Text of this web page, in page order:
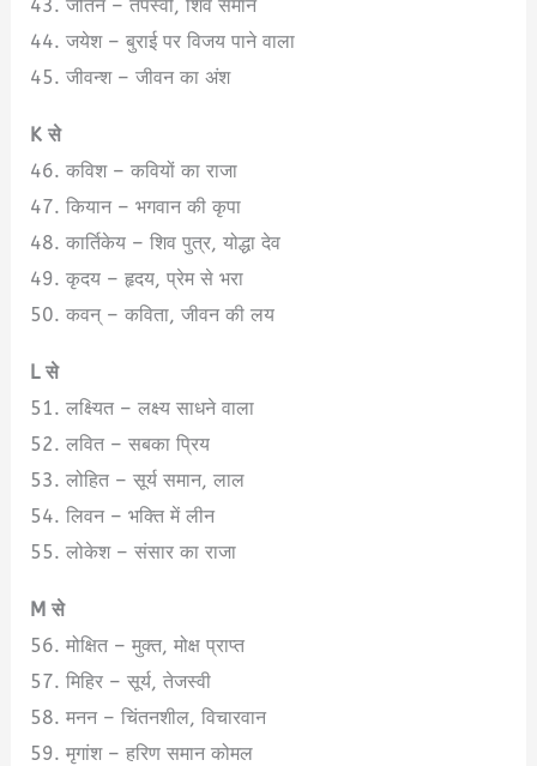
43. जतिन – तपस्वी, शिव समान
44. जयेश – बुराई पर विजय पाने वाला
45. जीवन्श – जीवन का अंश
K से
46. कविश – कवियों का राजा
47. कियान – भगवान की कृपा
48. कार्तिकेय – शिव पुत्र, योद्धा देव
49. कृदय – हृदय, प्रेम से भरा
50. कवन् – कविता, जीवन की लय
L से
51. लक्ष्यित – लक्ष्य साधने वाला
52. लवित – सबका प्रिय
53. लोहित – सूर्य समान, लाल
54. लिवन – भक्ति में लीन
55. लोकेश – संसार का राजा
M से
56. मोक्षित – मुक्त, मोक्ष प्राप्त
57. मिहिर – सूर्य, तेजस्वी
58. मनन – चिंतनशील, विचारवान
59. मृगांश – हरिण समान कोमल